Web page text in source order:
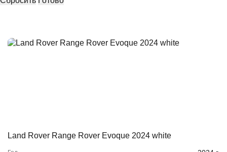
Land Rover Range Rover Evoque 2024 white